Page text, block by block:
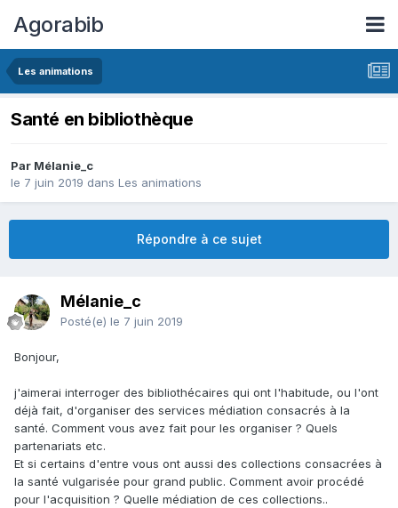
Agorabib
Les animations
Santé en bibliothèque
Par Mélanie_c
le 7 juin 2019 dans Les animations
Répondre à ce sujet
Mélanie_c
Posté(e) le 7 juin 2019
Bonjour,
j'aimerai interroger des bibliothécaires qui ont l'habitude, ou l'ont
déjà fait, d'organiser des services médiation consacrés à la
santé. Comment vous avez fait pour les organiser ? Quels
partenariats etc.
Et si certains d'entre vous ont aussi des collections consacrées à
la santé vulgarisée pour grand public. Comment avoir procédé
pour l'acquisition ? Quelle médiation de ces collections..